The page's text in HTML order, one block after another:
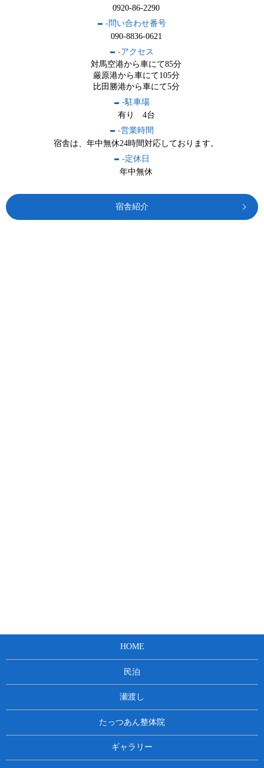
0920-86-2290
-問い合わせ番号
090-8836-0621
-アクセス
対馬空港から車にて85分
厳原港から車にて105分
比田勝港から車にて5分
-駐車場
有り 4台
-営業時間
宿舎は、年中無休24時間対応しております。
-定休日
年中無休
宿舎紹介
HOME
民泊
瀬渡し
たっつあん整体院
ギャラリー